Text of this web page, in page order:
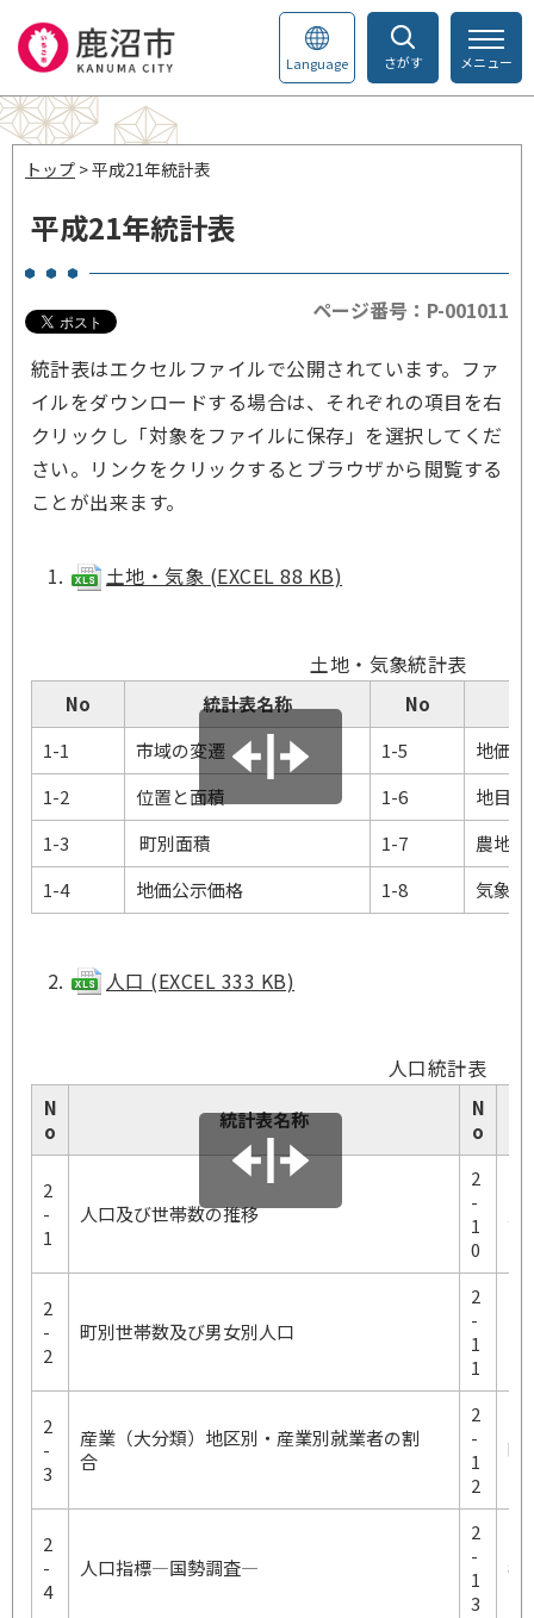
さがす
Language メニュー
トップ > 平成21年統計表
平成21年統計表
ページ番号：P-001011
統計表はエクセルファイルで公開されています。ファ
イルをダウンロードする場合は、それぞれの項目を右
クリックし「対象をファイルに保存」を選択してくだ
さい。リンクをクリックするとブラウザから閲覧する
ことが出来ます。
土地・気象 (EXCEL 88 KB)
土地・気象統計表
No 統計表名称
No
1-1
市域の変遷 1-5
地価
1-2
位置と面積 1-6
地目
1-3
町別面積 1-7
農地
1-4
地価公示価格 1-8 気象概
人口 (EXCEL 333 KB)
人口統計表
N
o
統計表名称
N
o
2
-
1
人口及び世帯数の推移
2
-
1
0
2
-
2
町別世帯数及び男女別人口
2
-
1
1
2
-
3
産業（大分類）地区別・産業別就業者の割
合
2
-
1
2
町
2
-
4
人口指標―国勢調査―
2
-
1
3
年